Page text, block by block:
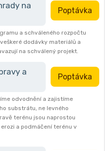
na
Poptávka
a schváleného rozpočtu
dodávky materiálů a
na schválený projekt.
a
Poptávka
odvodnění a zajistíme
substrátu, ne levného
terénu jsou naprostou
a podmáčení terénu v